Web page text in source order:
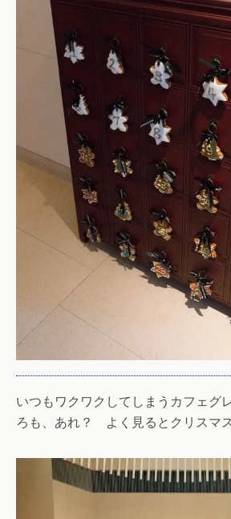
いつもワクワクしてしまうカフェグ
ろも、あれ？ よく見るとクリスマス